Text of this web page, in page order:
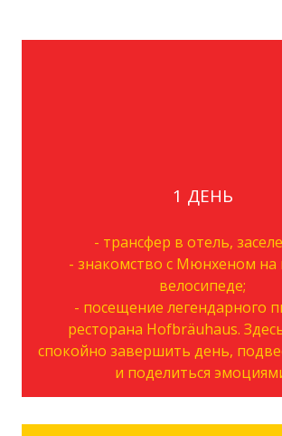
1 ДЕНЬ
- трансфер в отель,
- знакомство с Мюнхеном
велосипеде;
- посещение легендарного
ресторана Hofbräuhaus.
спокойно завершить день,
и поделиться